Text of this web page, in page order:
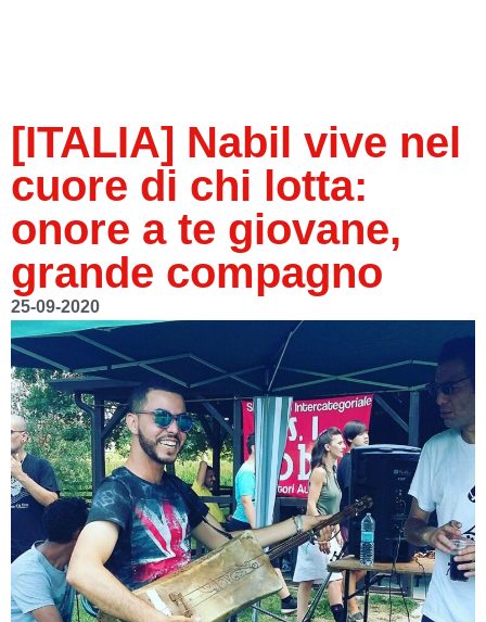
[ITALIA] Nabil vive nel
cuore di chi lotta:
onore a te giovane,
grande compagno
25-09-2020